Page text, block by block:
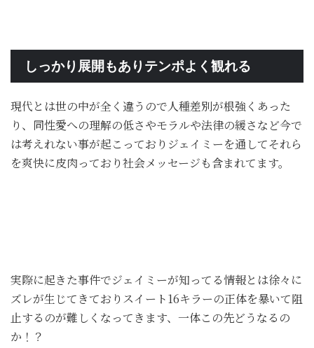
しっかり展開もありテンポよく観れる
現代とは世の中が全く違うので人種差別が根強くあった
り、同性愛への理解の低さやモラルや法律の緩さなど今で
は考えれない事が起こっておりジェイミーを通してそれら
を爽快に皮肉っており社会メッセージも含まれてます。
実際に起きた事件でジェイミーが知ってる情報とは徐々に
ズレが生じてきておりスイート16キラーの正体を暴いて阻
止するのが難しくなってきます、一体この先どうなるの
か！？